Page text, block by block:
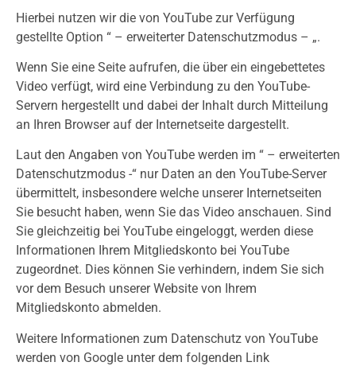
Hierbei nutzen wir die von YouTube zur Verfügung
gestellte Option “ – erweiterter Datenschutzmodus – „.
Wenn Sie eine Seite aufrufen, die über ein eingebettetes
Video verfügt, wird eine Verbindung zu den YouTube-
Servern hergestellt und dabei der Inhalt durch Mitteilung
an Ihren Browser auf der Internetseite dargestellt.
Laut den Angaben von YouTube werden im “ – erweiterten
Datenschutzmodus -“ nur Daten an den YouTube-Server
übermittelt, insbesondere welche unserer Internetseiten
Sie besucht haben, wenn Sie das Video anschauen. Sind
Sie gleichzeitig bei YouTube eingeloggt, werden diese
Informationen Ihrem Mitgliedskonto bei YouTube
zugeordnet. Dies können Sie verhindern, indem Sie sich
vor dem Besuch unserer Website von Ihrem
Mitgliedskonto abmelden.
Weitere Informationen zum Datenschutz von YouTube
werden von Google unter dem folgenden Link